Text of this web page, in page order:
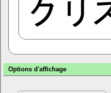
Options d'affichage